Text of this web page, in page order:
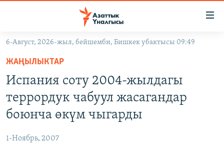
Навигацияга
өтүңүз
Издөөгө
салыңыз
МАДАНИЯТ
УКРАИНА
ТВ ПРОГРАММАЛАР
6-Август, 2026-жыл, бейшемби, Бишкек убактысы 09:49
ЖАҢЫЛЫКТАР
Испания соту 2004-жылдагы
террордук чабуул жасагандар
боюнча өкүм чыгарды
1-Ноябрь, 2007